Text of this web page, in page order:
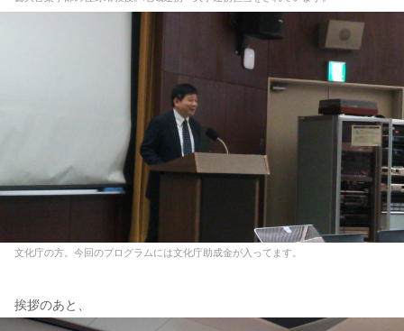
文化庁の方。今回のプログラムには文化庁助成金が入ってます。
挨拶のあと、